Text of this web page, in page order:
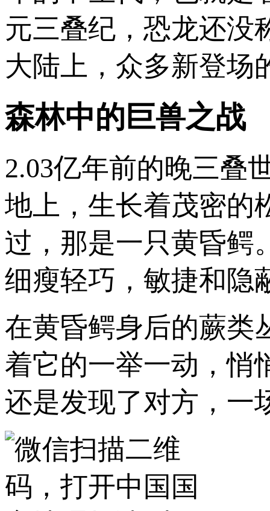
元三叠纪，恐龙还没
大陆上，众多新登场
森林中的巨兽之战
2.03亿年前的晚三叠
地上，生长着茂密的
过，那是一只黄昏鳄
细瘦轻巧，敏捷和隐
在黄昏鳄身后的蕨类
着它的一举一动，悄
还是发现了对方，一